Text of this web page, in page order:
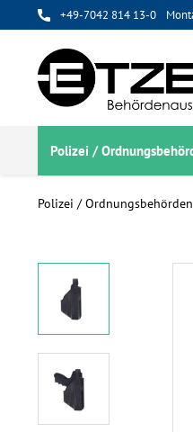
+49-7042 814 13-0
Polizei /
Polizei / Ordnungsbehörden